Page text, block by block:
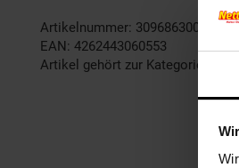
Artikelnummer: 3096863000
EAN: 4262443060553
Artikel gehört zur Kategorie: